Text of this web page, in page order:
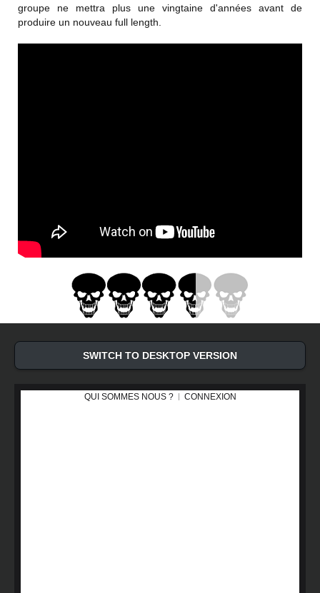
groupe ne mettra plus une vingtaine d'années avant de
produire un nouveau full length.
SWITCH TO DESKTOP VERSION
QUI SOMMES NOUS ? CONNEXION